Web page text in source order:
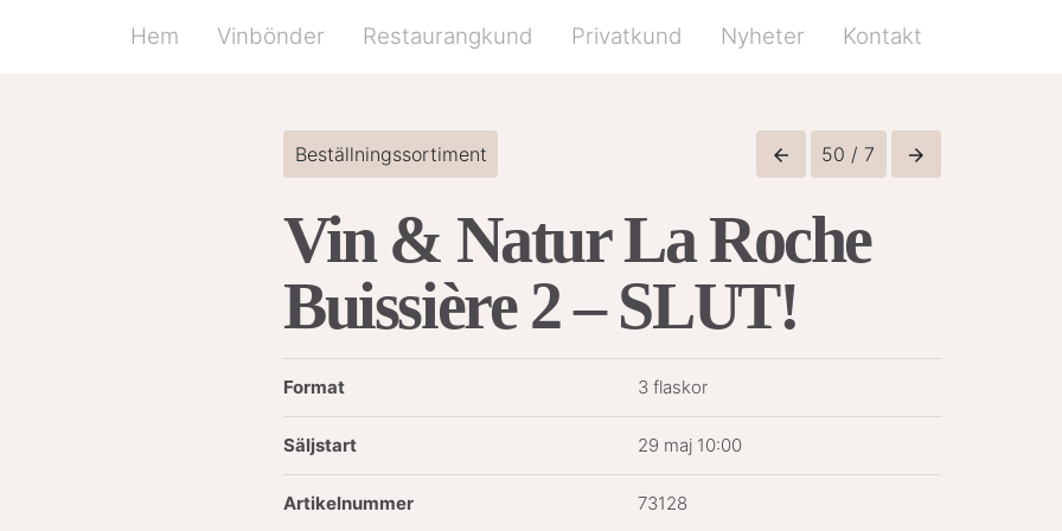
Hem Vinbönder Restaurangkund Privatkund Nyheter Kontakt
Beställningssortiment arrow_back 50 / 7 arrow_forward
Vin & Natur La Roche
Buissière 2 – SLUT!
Format 3 flaskor
Säljstart 29 maj 10:00
Artikelnummer 73128